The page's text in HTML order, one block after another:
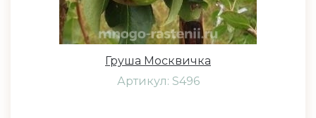
Груша Москвичка
Артикул: S496